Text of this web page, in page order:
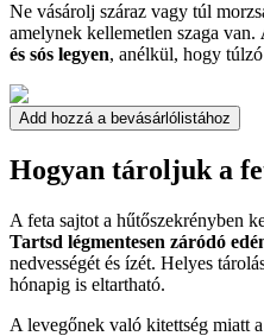
Ne vásárolj száraz vagy túl
amelynek kellemetlen szaga van.
és sós legyen, anélkül, hogy
Add hozzá a bevásárlólistához
Hogyan tároljuk a
A feta sajtot a hűtőszekrényben
Tartsd légmentesen záródó
nedvességét és ízét. Helyes
hónapig is eltartható.
A levegőnek való kitettség miatt